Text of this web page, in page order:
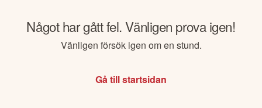
Något har gått fel. Vänligen prova igen!
Vänligen försök igen om en stund.
Gå till startsidan